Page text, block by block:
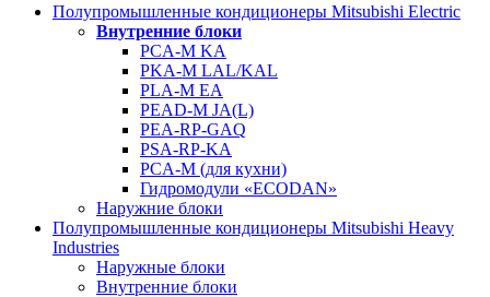
Полупромышленные кондиционеры Mitsubishi Electric
Внутренние блоки
PCA-M KA
PKA-M LAL/KAL
PLA-M EA
PEAD-M JA(L)
PEA-RP-GAQ
PSA-RP-KA
PCA-M (для кухни)
Гидромодули «ECODAN»
Наружние блоки
Полупромышленные кондиционеры Mitsubishi Heavy
Industries
Наружные блоки
Внутренние блоки